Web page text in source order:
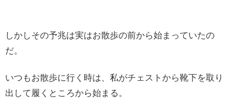
しかしその予兆は実はお散歩の前から始まっていたの
だ。
いつもお散歩に行く時は、私がチェストから靴下を取り
出して履くところから始まる。